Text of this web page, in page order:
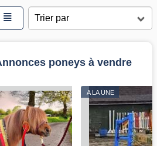
≣
poneys à vendre
A LA UNE